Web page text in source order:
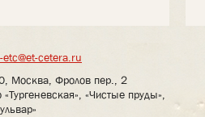
cetera.ru
Москва, Фролов пер., 2
«Тургеневская», «Чистые пруды»,